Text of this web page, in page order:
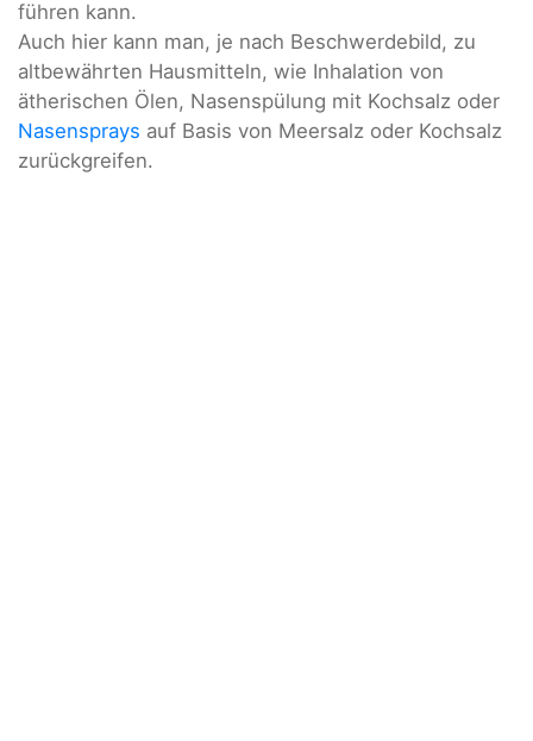
führen kann.
Auch hier kann man, je nach Beschwerdebild, zu
altbewährten Hausmitteln, wie Inhalation von
ätherischen Ölen, Nasenspülung mit Kochsalz oder
Nasensprays auf Basis von Meersalz oder Kochsalz
zurückgreifen.